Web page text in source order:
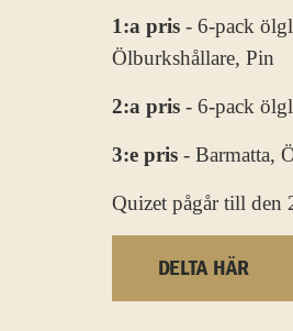
1:a pris - 6-pack
Ölburkshållare, Pin
2:a pris - 6-pack
3:e pris - Barmatta,
Quizet pågår till den
DELTA HÄR